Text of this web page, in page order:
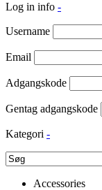
Log in info -
Username
Email
Adgangskode
Gentag adgangskode
Kategori -
Accessories